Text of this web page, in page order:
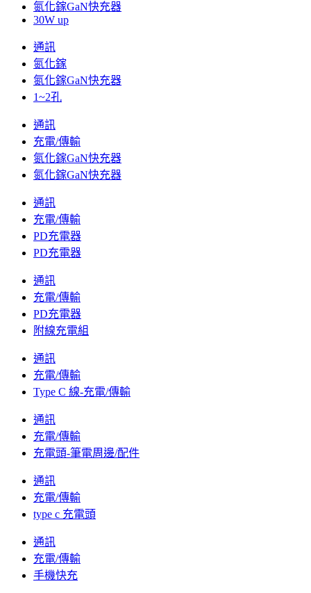
氮化鎵GaN快充器
30W up
通訊
氮化鎵
氮化鎵GaN快充器
1~2孔
通訊
充電/傳輸
氮化鎵GaN快充器
氮化鎵GaN快充器
通訊
充電/傳輸
PD充電器
PD充電器
通訊
充電/傳輸
PD充電器
附線充電組
通訊
充電/傳輸
Type C 線-充電/傳輸
通訊
充電/傳輸
充電頭-筆電周邊/配件
通訊
充電/傳輸
type c 充電頭
通訊
充電/傳輸
手機快充